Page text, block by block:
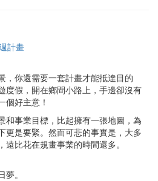
計畫
，你還需要一套計畫才能抵達目的
度假，開在鄉間小路上，手邊卻沒有
個好主意！
和事業目標，比起擁有一張地圖，為
更是要緊。然而可悲的事實是，大多
比花在規畫事業的時間還多。
。